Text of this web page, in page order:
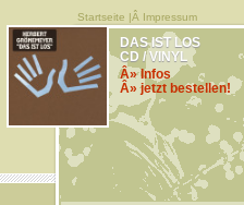
Startseite |Â Impressum
DAS IST LOS
CD / VINYL
Â» Infos
Â» jetzt bestellen!